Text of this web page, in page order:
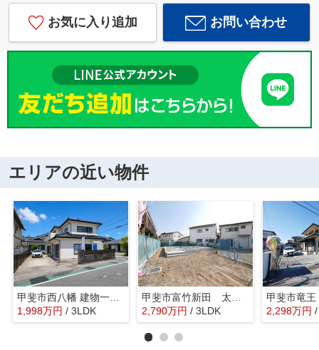
お気に入り追加 お問い合わせ
エリアの近い物件
甲斐市西八幡 建物一新で綺麗な中古戸建 LDK20帖 車3台
1,998万円 / 3LDK
甲斐市富竹新田 太陽光パネル7KW付新築 ZEH水準
2,790万円 / 3LDK 2,298万円